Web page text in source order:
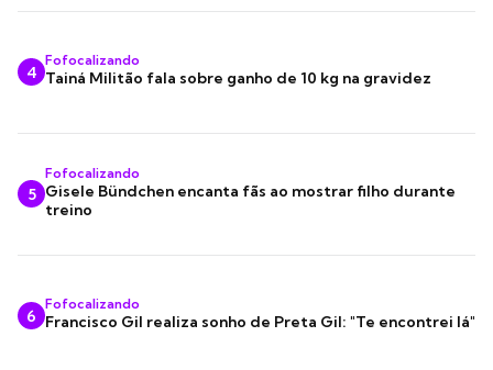
4
Fofocalizando
Tainá Militão fala sobre ganho de 10 kg na gravidez
5
Fofocalizando
Gisele Bündchen encanta fãs ao mostrar filho durante
treino
6
Fofocalizando
Francisco Gil realiza sonho de Preta Gil: "Te encontrei lá"